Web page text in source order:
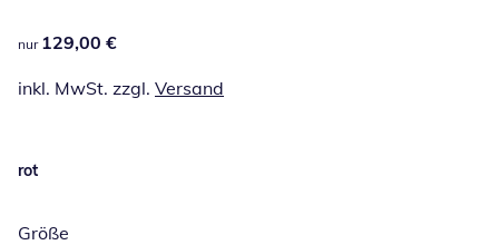
129,00 €
nur 129,00 €
inkl. MwSt. zzgl. Versand
rot
Größe